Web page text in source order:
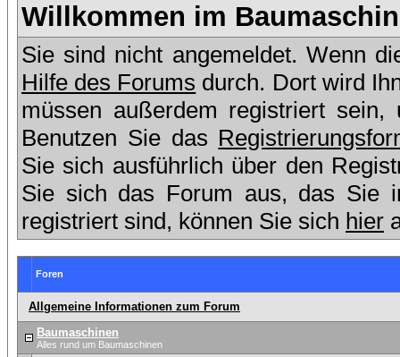
Willkommen im
Sie sind nicht angemeldet. Wenn
Hilfe des Forums durch. Dort wird
müssen außerdem registriert
Benutzen Sie das
Sie sich ausführlich über den
Sie sich das Forum aus, das Sie
registriert sind, können Sie sich hier
Foren
Allgemeine Informationen zum Forum
Baumaschinen
Alles rund um Baumaschinen